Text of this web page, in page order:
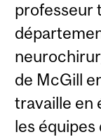
professeur
de McGill
travaille en
les